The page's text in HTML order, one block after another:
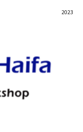
2023